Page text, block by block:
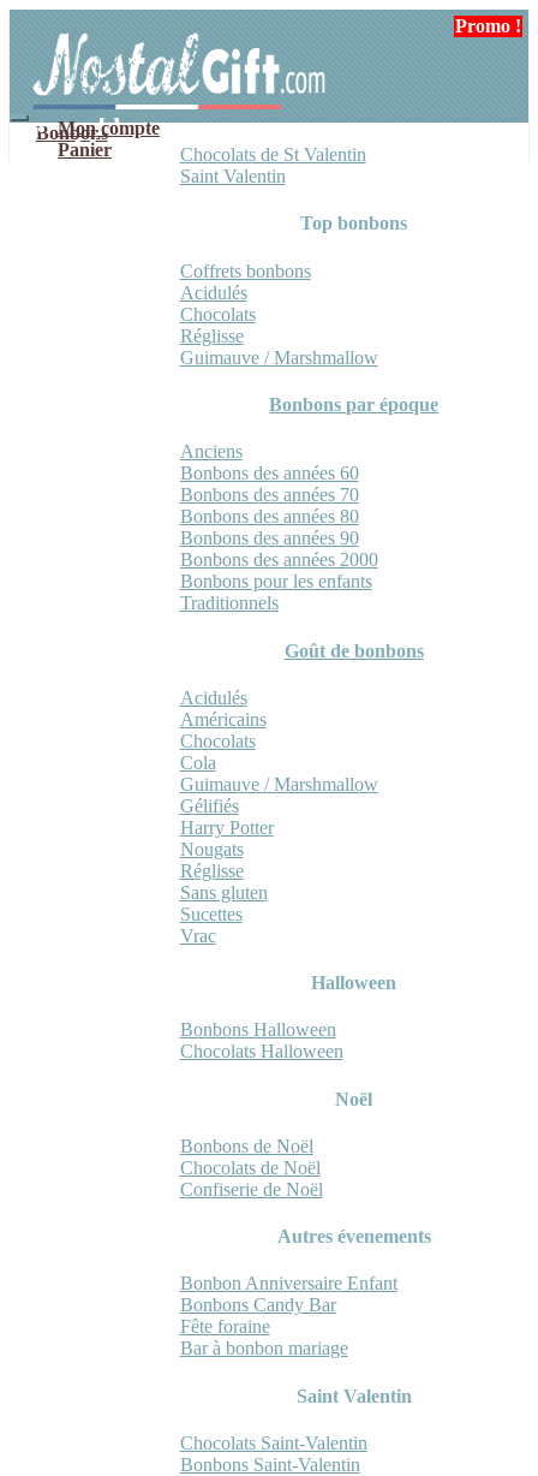
navigation
contenu
Mon compte
Panier
Bonbons
Chocolats de St Valentin
Saint Valentin
Top bonbons
Coffrets bonbons
Acidulés
Chocolats
Réglisse
Guimauve / Marshmallow
Bonbons par époque
Anciens
Bonbons des années 60
Bonbons des années 70
Bonbons des années 80
Bonbons des années 90
Bonbons des années 2000
Bonbons pour les enfants
Traditionnels
Goût de bonbons
Acidulés
Américains
Chocolats
Cola
Guimauve / Marshmallow
Gélifiés
Harry Potter
Nougats
Réglisse
Sans gluten
Sucettes
Vrac
Halloween
Bonbons Halloween
Chocolats Halloween
Noël
Bonbons de Noël
Chocolats de Noël
Confiserie de Noël
Autres évenements
Bonbon Anniversaire Enfant
Bonbons Candy Bar
Fête foraine
Bar à bonbon mariage
Saint Valentin
Chocolats Saint-Valentin
Bonbons Saint-Valentin
Promo !
Promo !
Promo !